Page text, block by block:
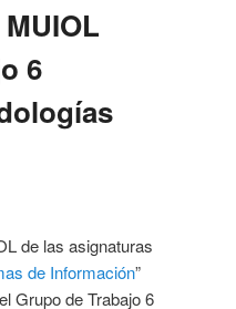
6
de las asignaturas
de Información”
Grupo de Trabajo 6